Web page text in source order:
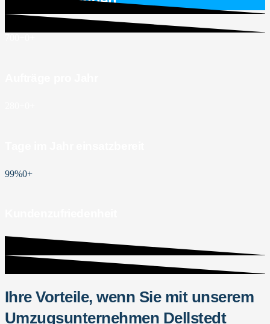
99%0+
Ihre Vorteile, wenn Sie mit unserem
Umzugsunternehmen Dellstedt